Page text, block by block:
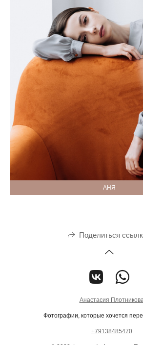
АНЯ
Поделиться
Анастасия
Фотографии, которые хочется
+79138485470